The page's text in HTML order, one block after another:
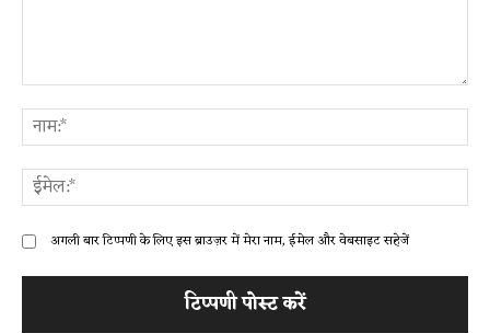
अगली बार टिप्पणी के लिए इस ब्राउज़र में मेरा नाम, ईमेल और वेबसाइट सहेजें